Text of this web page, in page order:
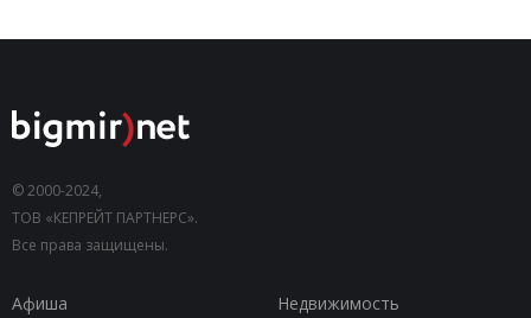
© 2000-2024,
ТОВ «КЕПРЕЙТ ПАРТНЕРС».
Все права защищены.
Афиша
Недвижимость